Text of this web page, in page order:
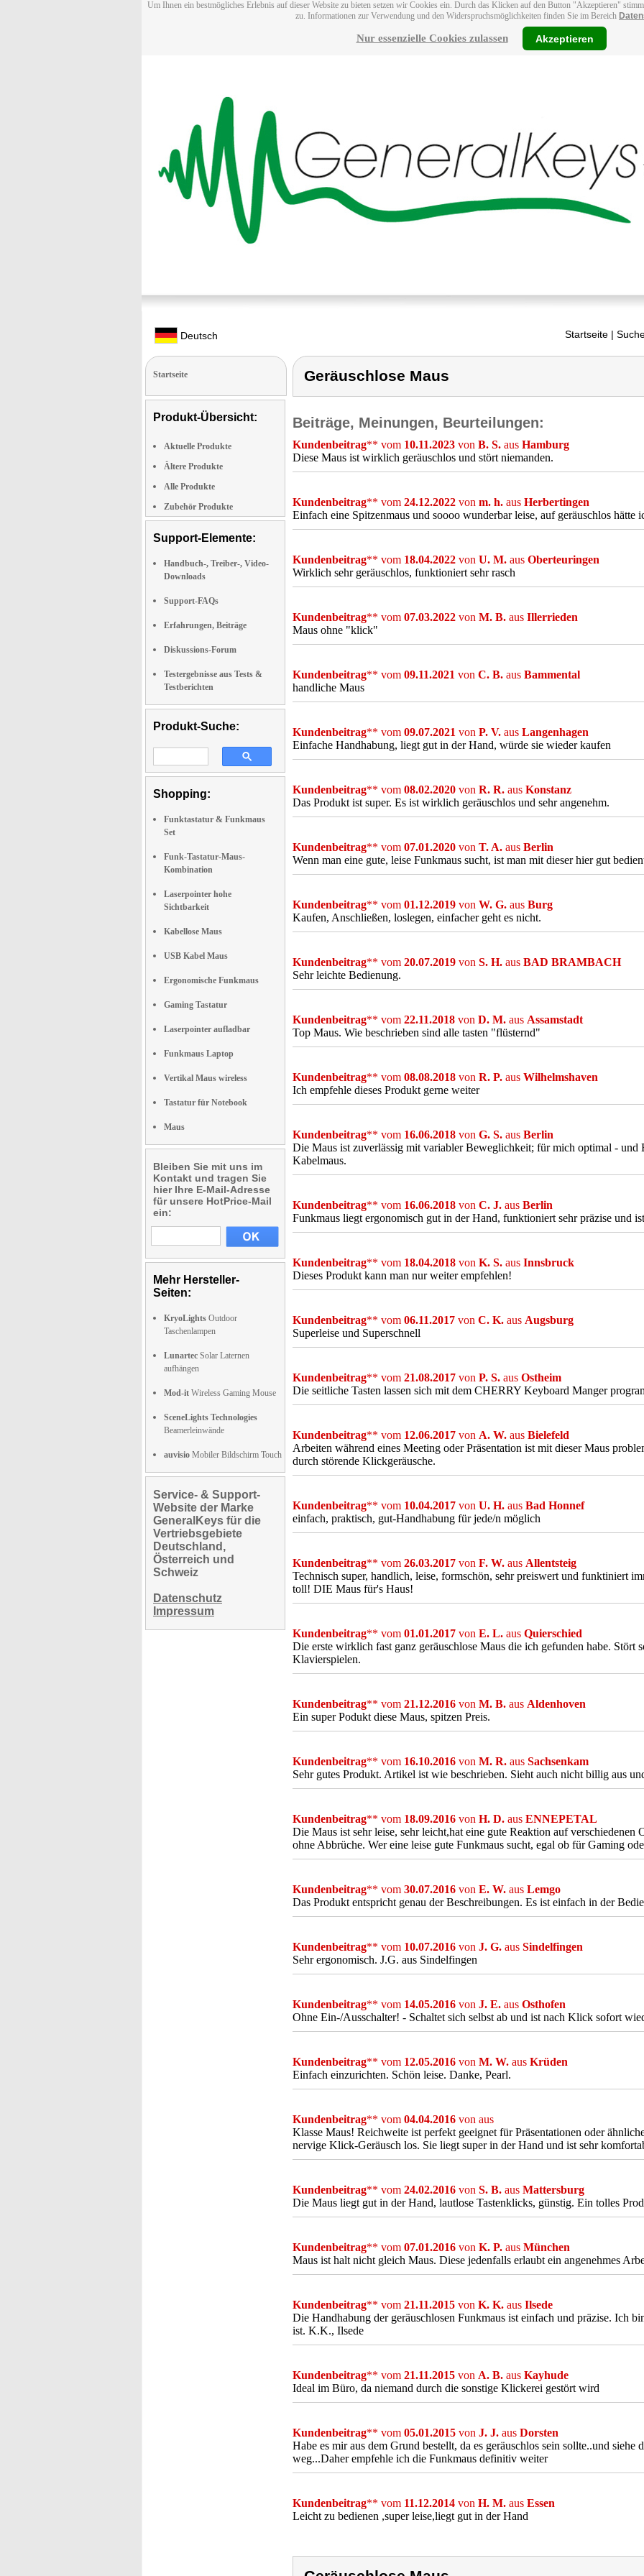
Um Ihnen ein bestmögliches Erlebnis auf dieser Website zu bieten setzen wir Cookies ein. Durch das Klicken auf den Button "Akzeptieren"
zu. Informationen zur Verwendung und den Widerspruchsmöglichkeiten finden Sie im Bereich
Nur essenzielle Cookies zulassen Akzeptieren
Deutsch Startseite |
Startseite
Produkt-Übersicht:
Aktuelle Produkte
Ältere Produkte
Alle Produkte
Zubehör Produkte
Support-Elemente:
Handbuch-, Treiber-, Video-
Downloads
Support-FAQs
Erfahrungen, Beiträge
Diskussions-Forum
Testergebnisse aus Tests &
Testberichten
Produkt-Suche:
Shopping:
Funktastatur & Funkmaus
Set
Funk-Tastatur-Maus-
Kombination
Laserpointer hohe
Sichtbarkeit
Kabellose Maus
USB Kabel Maus
Ergonomische Funkmaus
Gaming Tastatur
Laserpointer aufladbar
Funkmaus Laptop
Vertikal Maus wireless
Tastatur für Notebook
Maus
Bleiben Sie mit uns im
Kontakt und tragen Sie
hier Ihre E-Mail-Adresse
für unsere HotPrice-Mail
ein:
Mehr Hersteller-
Seiten:
KryoLights Outdoor
Taschenlampen
Lunartec Solar Laternen
aufhängen
Mod-it Wireless Gaming Mouse
SceneLights Technologies
Beamerleinwände
auvisio Mobiler Bildschirm Touch
Service- & Support-
Website der Marke
GeneralKeys für die
Vertriebsgebiete
Deutschland,
Österreich und
Schweiz
Datenschutz
Impressum
Geräuschlose Maus
Beiträge, Meinungen, Beurteilungen:
Kundenbeitrag** vom 10.11.2023 von B. S. aus Hamburg
Diese Maus ist wirklich geräuschlos und stört niemanden.
Kundenbeitrag** vom 24.12.2022 von m. h. aus Herbertingen
Einfach eine Spitzenmaus und soooo wunderbar leise, auf geräuschlos hätte
Kundenbeitrag** vom 18.04.2022 von U. M. aus Oberteuringen
Wirklich sehr geräuschlos, funktioniert sehr rasch
Kundenbeitrag** vom 07.03.2022 von M. B. aus Illerrieden
Maus ohne "klick"
Kundenbeitrag** vom 09.11.2021 von C. B. aus Bammental
handliche Maus
Kundenbeitrag** vom 09.07.2021 von P. V. aus Langenhagen
Einfache Handhabung, liegt gut in der Hand, würde sie wieder kaufen
Kundenbeitrag** vom 08.02.2020 von R. R. aus Konstanz
Das Produkt ist super. Es ist wirklich geräuschlos und sehr angenehm.
Kundenbeitrag** vom 07.01.2020 von T. A. aus Berlin
Wenn man eine gute, leise Funkmaus sucht, ist man mit dieser hier gut
Kundenbeitrag** vom 01.12.2019 von W. G. aus Burg
Kaufen, Anschließen, loslegen, einfacher geht es nicht.
Kundenbeitrag** vom 20.07.2019 von S. H. aus BAD BRAMBACH
Sehr leichte Bedienung.
Kundenbeitrag** vom 22.11.2018 von D. M. aus Assamstadt
Top Maus. Wie beschrieben sind alle tasten "flüsternd"
Kundenbeitrag** vom 08.08.2018 von R. P. aus Wilhelmshaven
Ich empfehle dieses Produkt gerne weiter
Kundenbeitrag** vom 16.06.2018 von G. S. aus Berlin
Die Maus ist zuverlässig mit variabler Beweglichkeit; für mich optimal - und
Kabelmaus.
Kundenbeitrag** vom 16.06.2018 von C. J. aus Berlin
Funkmaus liegt ergonomisch gut in der Hand, funktioniert sehr präzise und
Kundenbeitrag** vom 18.04.2018 von K. S. aus Innsbruck
Dieses Produkt kann man nur weiter empfehlen!
Kundenbeitrag** vom 06.11.2017 von C. K. aus Augsburg
Superleise und Superschnell
Kundenbeitrag** vom 21.08.2017 von P. S. aus Ostheim
Die seitliche Tasten lassen sich mit dem CHERRY Keyboard Manger
Kundenbeitrag** vom 12.06.2017 von A. W. aus Bielefeld
Arbeiten während eines Meeting oder Präsentation ist mit dieser Maus
durch störende Klickgeräusche.
Kundenbeitrag** vom 10.04.2017 von U. H. aus Bad Honnef
einfach, praktisch, gut-Handhabung für jede/n möglich
Kundenbeitrag** vom 26.03.2017 von F. W. aus Allentsteig
Technisch super, handlich, leise, formschön, sehr preiswert und funktiniert
toll! DIE Maus für's Haus!
Kundenbeitrag** vom 01.01.2017 von E. L. aus Quierschied
Die erste wirklich fast ganz geräuschlose Maus die ich gefunden habe. Stört
Klavierspielen.
Kundenbeitrag** vom 21.12.2016 von M. B. aus Aldenhoven
Ein super Podukt diese Maus, spitzen Preis.
Kundenbeitrag** vom 16.10.2016 von M. R. aus Sachsenkam
Sehr gutes Produkt. Artikel ist wie beschrieben. Sieht auch nicht billig aus
Kundenbeitrag** vom 18.09.2016 von H. D. aus ENNEPETAL
Die Maus ist sehr leise, sehr leicht,hat eine gute Reaktion auf
ohne Abbrüche. Wer eine leise gute Funkmaus sucht, egal ob für Gaming
Kundenbeitrag** vom 30.07.2016 von E. W. aus Lemgo
Das Produkt entspricht genau der Beschreibungen. Es ist einfach in der
Kundenbeitrag** vom 10.07.2016 von J. G. aus Sindelfingen
Sehr ergonomisch. J.G. aus Sindelfingen
Kundenbeitrag** vom 14.05.2016 von J. E. aus Osthofen
Ohne Ein-/Ausschalter! - Schaltet sich selbst ab und ist nach Klick sofort
Kundenbeitrag** vom 12.05.2016 von M. W. aus Krüden
Einfach einzurichten. Schön leise. Danke, Pearl.
Kundenbeitrag** vom 04.04.2016 von aus
Klasse Maus! Reichweite ist perfekt geeignet für Präsentationen oder
nervige Klick-Geräusch los. Sie liegt super in der Hand und ist sehr
Kundenbeitrag** vom 24.02.2016 von S. B. aus Mattersburg
Die Maus liegt gut in der Hand, lautlose Tastenklicks, günstig. Ein tolles
Kundenbeitrag** vom 07.01.2016 von K. P. aus München
Maus ist halt nicht gleich Maus. Diese jedenfalls erlaubt ein angenehmes
Kundenbeitrag** vom 21.11.2015 von K. K. aus Ilsede
Die Handhabung der geräuschlosen Funkmaus ist einfach und präzise. Ich
ist. K.K., Ilsede
Kundenbeitrag** vom 21.11.2015 von A. B. aus Kayhude
Ideal im Büro, da niemand durch die sonstige Klickerei gestört wird
Kundenbeitrag** vom 05.01.2015 von J. J. aus Dorsten
Habe es mir aus dem Grund bestellt, da es geräuschlos sein sollte..und siehe
weg...Daher empfehle ich die Funkmaus definitiv weiter
Kundenbeitrag** vom 11.12.2014 von H. M. aus Essen
Leicht zu bedienen ,super leise,liegt gut in der Hand